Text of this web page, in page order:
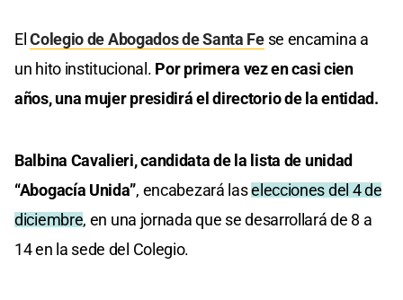
ElColegio de Abogados de Santa Fese encamina a
un hito institucional. Por primera vez en casi cien
años, una mujer presidirá el directorio de la entidad.
Balbina Cavalieri, candidata de la lista de unidad
“Abogacía Unida”, encabezará laselecciones del 4 de
diciembre, en una jornada que se desarrollará de 8 a
14 en la sede del Colegio.